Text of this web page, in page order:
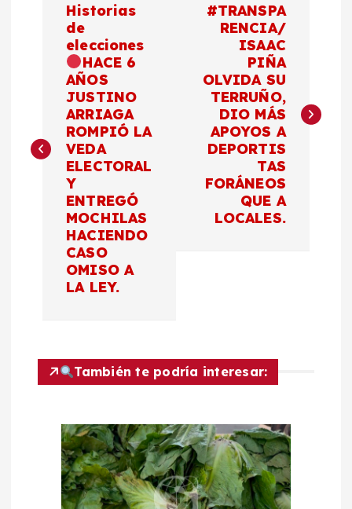
g
d
Historias
de
elecciones
HACE 6
AÑOS
JUSTINO
ARRIAGA
ROMPIÓ LA
VEDA
ELECTORAL
Y
ENTREGÓ
MOCHILAS
HACIENDO
CASO
OMISO A
LA LEY.
#TRANSPA
RENCIA/
ISAAC
PIÑA
OLVIDA SU
TERRUÑO,
DIO MÁS
APOYOS A
DEPORTIS
TAS
FORÁNEOS
QUE A
LOCALES.
También te podría interesar: